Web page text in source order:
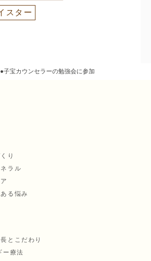
スター
●子宝カウンセラーの勉強会に参加
り
ラル
る悩み
とこだわり
ー療法